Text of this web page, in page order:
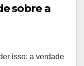
sobre a
isso: a verdade